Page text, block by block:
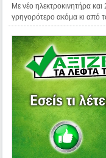
Με νέο ηλεκτροκινητήρα
γρηγορότερο ακόμα κι από